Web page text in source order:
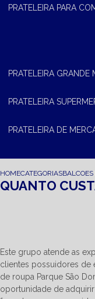
PRATELEIRA PARA
PRATELEIRA GRANDE
PRATELEIRA
PRATELEIRA DE
HOMECATEGORIAS
QUANTO
Este grupo atende as
clientes possuidores de
de roupa Parque São
oportunidade de